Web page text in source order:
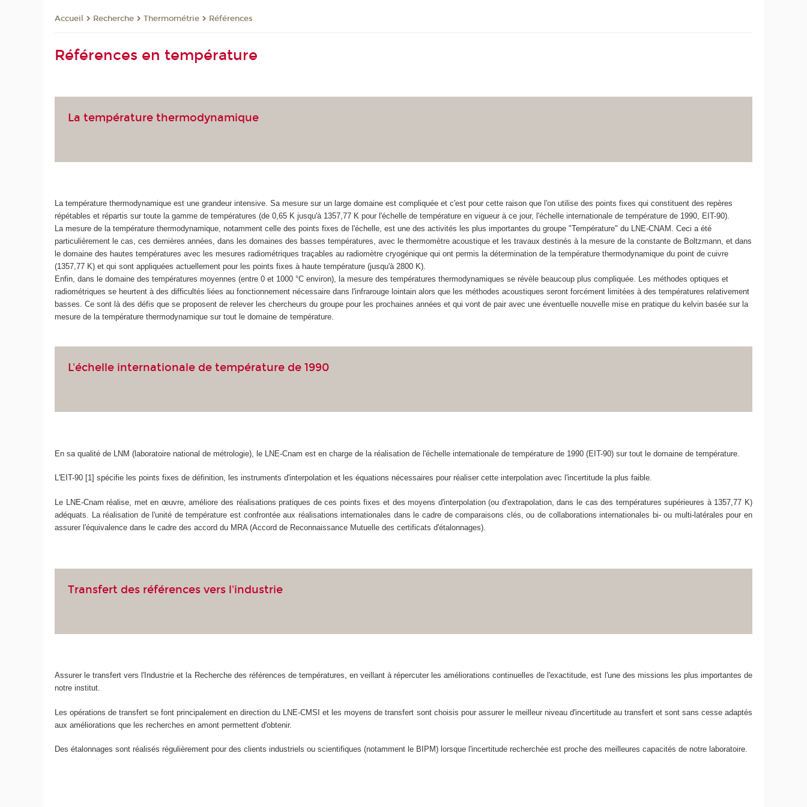
Accueil Recherche Thermométrie Références
Références en température
La température thermodynamique
La température thermodynamique est une grandeur intensive. Sa mesure sur un large domaine est compliquée et c'est pour cette raison que l'on utilise des points fixes qui constituent des repères
répétables et répartis sur toute la gamme de températures (de 0,65 K jusqu'à 1357,77 K pour l'échelle de température en vigueur à ce jour, l'échelle internationale de température de 1990, EIT-90).
La mesure de la température thermodynamique, notamment celle des points fixes de l'échelle, est une des activités les plus importantes du groupe "Température" du LNE-CNAM. Ceci a été
particulièrement le cas, ces dernières années, dans les domaines des basses températures, avec le thermomètre acoustique et les travaux destinés à la mesure de la constante de Boltzmann, et dans
le domaine des hautes températures avec les mesures radiométriques traçables au radiomètre cryogénique qui ont permis la détermination de la température thermodynamique du point de cuivre
(1357,77 K) et qui sont appliquées actuellement pour les points fixes à haute température (jusqu'à 2800 K).
Enfin, dans le domaine des températures moyennes (entre 0 et 1000 °C environ), la mesure des températures thermodynamiques se révèle beaucoup plus compliquée. Les méthodes optiques et
radiométriques se heurtent à des difficultés liées au fonctionnement nécessaire dans l'infrarouge lointain alors que les méthodes acoustiques seront forcément limitées à des températures relativement
basses. Ce sont là des défis que se proposent de relever les chercheurs du groupe pour les prochaines années et qui vont de pair avec une éventuelle nouvelle mise en pratique du kelvin basée sur la
mesure de la température thermodynamique sur tout le domaine de température.
L'échelle internationale de température de 1990
En sa qualité de LNM (laboratoire national de métrologie), le LNE-Cnam est en charge de la réalisation de l'échelle internationale de température de 1990 (EIT-90) sur tout le domaine de température.
L'EIT-90 [1] spécifie les points fixes de définition, les instruments d'interpolation et les équations nécessaires pour réaliser cette interpolation avec l'incertitude la plus faible.
Le LNE-Cnam réalise, met en œuvre, améliore des réalisations pratiques de ces points fixes et des moyens d'interpolation (ou d'extrapolation, dans le cas des températures supérieures à 1357,77 K)
adéquats. La réalisation de l'unité de température est confrontée aux réalisations internationales dans le cadre de comparaisons clés, ou de collaborations internationales bi- ou multi-latérales pour en
assurer l'équivalence dans le cadre des accord du MRA (Accord de Reconnaissance Mutuelle des certificats d'étalonnages).
Transfert des références vers l'industrie
Assurer le transfert vers l'Industrie et la Recherche des références de températures, en veillant à répercuter les améliorations continuelles de l'exactitude, est l'une des missions les plus importantes de
notre institut.
Les opérations de transfert se font principalement en direction du LNE-CMSI et les moyens de transfert sont choisis pour assurer le meilleur niveau d'incertitude au transfert et sont sans cesse adaptés
aux améliorations que les recherches en amont permettent d'obtenir.
Des étalonnages sont réalisés régulièrement pour des clients industriels ou scientifiques (notamment le BIPM) lorsque l'incertitude recherchée est proche des meilleures capacités de notre laboratoire.